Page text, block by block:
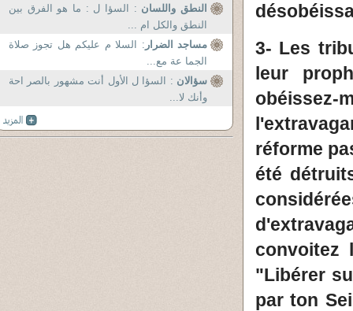
3- Les
leur
obéissez-
réforme
été
convoitez
"Libérer
par ton
النطق واللسان : السؤا ل : ما هو الفرق بين
النطق والكل ام ...
مساجد الضرار : السلا م عليكم هل تجوز صلاة
الجما عة مع...
سؤالان : السؤا ل الأول أنت مشهور بالصر احة
وأنك لا...